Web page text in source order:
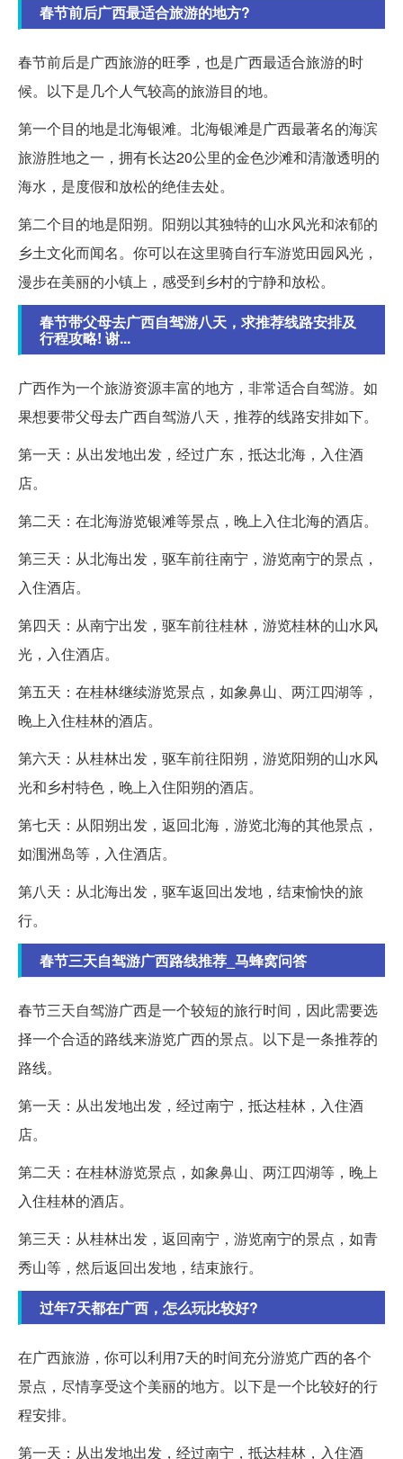
春节前后广西最适合旅游的地方?
春节前后是广西旅游的旺季，也是广西最适合旅游的时
候。以下是几个人气较高的旅游目的地。
第一个目的地是北海银滩。北海银滩是广西最著名的海滨
旅游胜地之一，拥有长达20公里的金色沙滩和清澈透明的
海水，是度假和放松的绝佳去处。
第二个目的地是阳朔。阳朔以其独特的山水风光和浓郁的
乡土文化而闻名。你可以在这里骑自行车游览田园风光，
漫步在美丽的小镇上，感受到乡村的宁静和放松。
春节带父母去广西自驾游八天，求推荐线路安排及
行程攻略! 谢...
广西作为一个旅游资源丰富的地方，非常适合自驾游。如
果想要带父母去广西自驾游八天，推荐的线路安排如下。
第一天：从出发地出发，经过广东，抵达北海，入住酒
店。
第二天：在北海游览银滩等景点，晚上入住北海的酒店。
第三天：从北海出发，驱车前往南宁，游览南宁的景点，
入住酒店。
第四天：从南宁出发，驱车前往桂林，游览桂林的山水风
光，入住酒店。
第五天：在桂林继续游览景点，如象鼻山、两江四湖等，
晚上入住桂林的酒店。
第六天：从桂林出发，驱车前往阳朔，游览阳朔的山水风
光和乡村特色，晚上入住阳朔的酒店。
第七天：从阳朔出发，返回北海，游览北海的其他景点，
如涠洲岛等，入住酒店。
第八天：从北海出发，驱车返回出发地，结束愉快的旅
行。
春节三天自驾游广西路线推荐_马蜂窝问答
春节三天自驾游广西是一个较短的旅行时间，因此需要选
择一个合适的路线来游览广西的景点。以下是一条推荐的
路线。
第一天：从出发地出发，经过南宁，抵达桂林，入住酒
店。
第二天：在桂林游览景点，如象鼻山、两江四湖等，晚上
入住桂林的酒店。
第三天：从桂林出发，返回南宁，游览南宁的景点，如青
秀山等，然后返回出发地，结束旅行。
过年7天都在广西，怎么玩比较好?
在广西旅游，你可以利用7天的时间充分游览广西的各个
景点，尽情享受这个美丽的地方。以下是一个比较好的行
程安排。
第一天：从出发地出发，经过南宁，抵达桂林，入住酒